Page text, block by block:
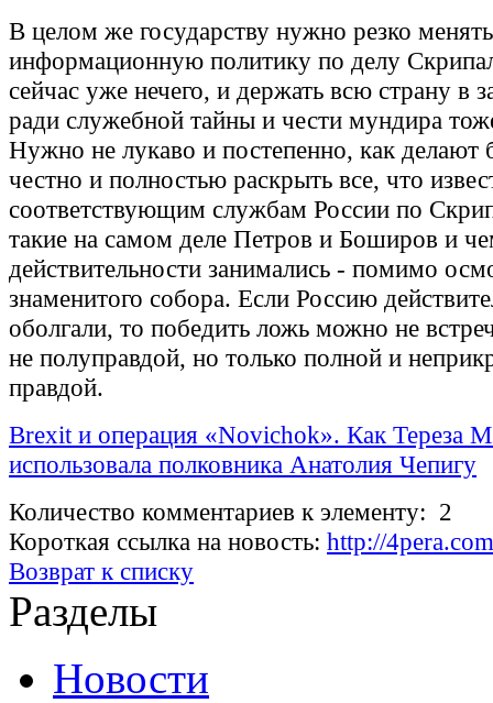
В целом же государству нужно резко
информационную политику по делу
сейчас уже нечего, и держать всю страну в
ради служебной тайны и чести мундира
Нужно не лукаво и постепенно, как делают
честно и полностью раскрыть все, что
соответствующим службам России по
такие на самом деле Петров и Боширов и
действительности занимались - помимо
знаменитого собора. Если Россию
оболгали, то победить ложь можно не
не полуправдой, но только полной и
правдой.
Brexit и операция «Novichok». Как Тереза
использовала полковника Анатолия Чепигу
Количество комментариев к элементу: 2
Короткая ссылка на новость: http://
Возврат к списку
Разделы
Новости